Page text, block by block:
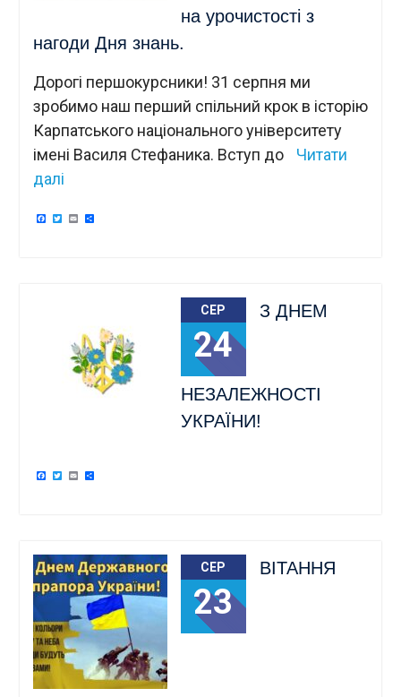
на урочистості з
нагоди Дня знань.
Дорогі першокурсники! 31 серпня ми
зробимо наш перший спільний крок в історію
Карпатського національного університету
імені Василя Стефаника. Вступ до
Читати
далі
Facebook
Twitter
EmailПоділитися
СЕР
24
З ДНЕМ
НЕЗАЛЕЖНОСТІ
УКРАЇНИ!
Facebook
Twitter
EmailПоділитися
СЕР
23
ВІТАННЯ